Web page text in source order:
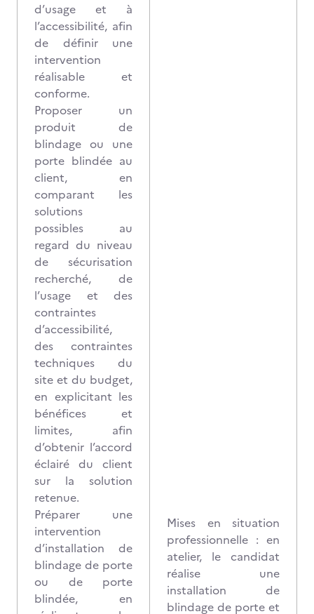
d’usage et à
l’accessibilité, afin
de définir une
intervention
réalisable et
conforme.
Proposer un
produit de
blindage ou une
porte blindée au
client, en
comparant les
solutions
possibles au
regard du niveau
de sécurisation
recherché, de
l’usage et des
contraintes
d’accessibilité,
des contraintes
techniques du
site et du budget,
en explicitant les
bénéfices et
limites, afin
d’obtenir l’accord
éclairé du client
sur la solution
retenue.
Préparer une
intervention
d’installation de
blindage de porte
ou de porte
blindée, en
Mises en situation
professionnelle : en
atelier, le candidat
réalise une
installation de
blindage de porte et